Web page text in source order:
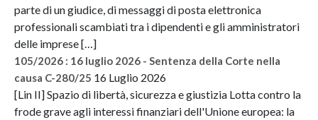
parte di un giudice, di messaggi di posta elettronica
professionali scambiati tra i dipendenti e gli amministratori
delle imprese […]
105/2026 : 16 luglio 2026 - Sentenza della Corte nella
causa C-280/25 16 Luglio 2026
[Lin II] Spazio di libertà, sicurezza e giustizia Lotta contro la
frode grave agli interessi finanziari dell'Unione europea: la